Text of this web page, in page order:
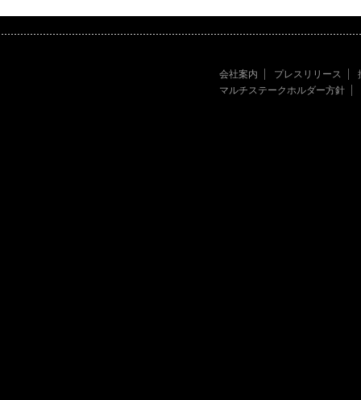
会社案内 プレスリリース
マルチステークホルダー方針